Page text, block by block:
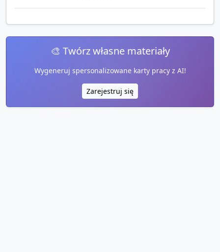
🎨 Twórz własne materiały
Wygeneruj spersonalizowane karty pracy z AI!
Zarejestruj się